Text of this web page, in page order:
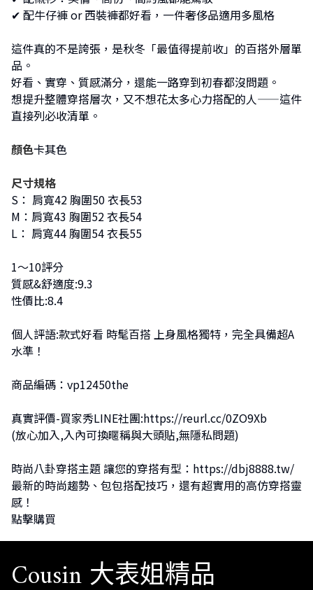
✔︎ 配牛仔褲 or 西裝褲都好看，一件奢侈品適用多風格
這件真的不是誇張，是秋冬「最值得提前收」的百搭外層單
品。
好看、實穿、質感滿分，還能一路穿到初春都沒問題。
想提升整體穿搭層次，又不想花太多心力搭配的人——這件
直接列必收清單。
顏色卡其色
尺寸規格
S： 肩寬42 胸圍50 衣長53
M：肩寬43 胸圍52 衣長54
L： 肩寬44 胸圍54 衣長55
1～10評分
質感&舒適度:9.3
性價比:8.4
個人評語:款式好看 時髦百搭 上身風格獨特，完全具備超A
水準！
商品編碼：vp12450the
真實評價-買家秀LINE社團:https://reurl.cc/0ZO9Xb
(放心加入,入內可換暱稱與大頭貼,無隱私問題)
時尚八卦穿搭主題 讓您的穿搭有型： https://dbj8888.tw/
最新的時尚趨勢、包包搭配技巧，還有超實用的高仿穿搭靈
感！
點擊購買
Cousin 大表姐精品